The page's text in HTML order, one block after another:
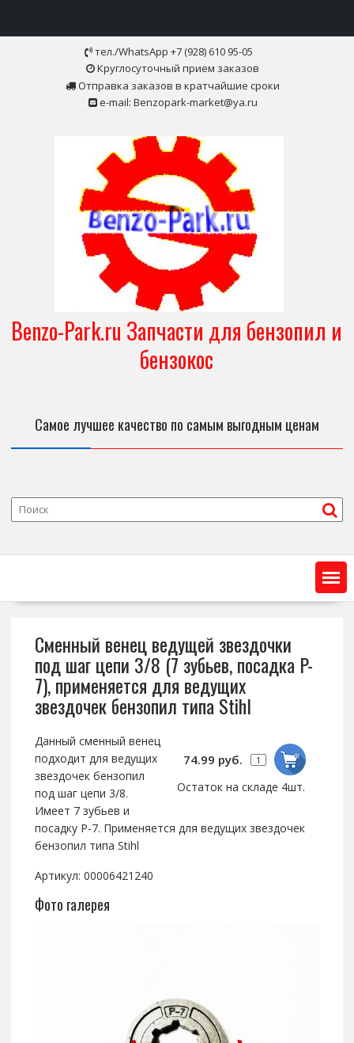
тел./WhatsApp +7 (928) 610 95-05
Круглосуточный прием заказов
Отправка заказов в кратчайшие сроки
e-mail: Benzopark-market@ya.ru
Benzo-Park.ru Запчасти для бензопил и
бензокос
Самое лучшее качество по самым выгодным ценам
Сменный венец ведущей звездочки
под шаг цепи 3/8 (7 зубьев, посадка P-
7), применяется для ведущих
звездочек бензопил типа Stihl
74.99 руб.
Остаток на складе 4шт.
Данный сменный венец
подходит для ведущих
звездочек бензопил
под шаг цепи 3/8.
Имеет 7 зубьев и
посадку P-7. Применяется для ведущих звездочек
бензопил типа Stihl
Артикул: 00006421240
Фото галерея